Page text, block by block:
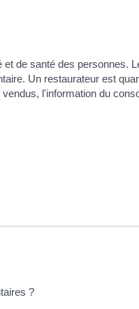
de santé des personnes.
Un restaurateur est
l'information du
?